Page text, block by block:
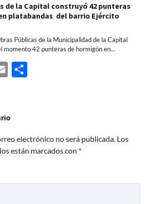
de la Capital construyó 42 punteras
platabandas del barrio Ejército
Públicas de la Municipalidad de la Capital
momento 42 punteras de hormigón en…
Email
electrónico no será publicada. Los
están marcados con *